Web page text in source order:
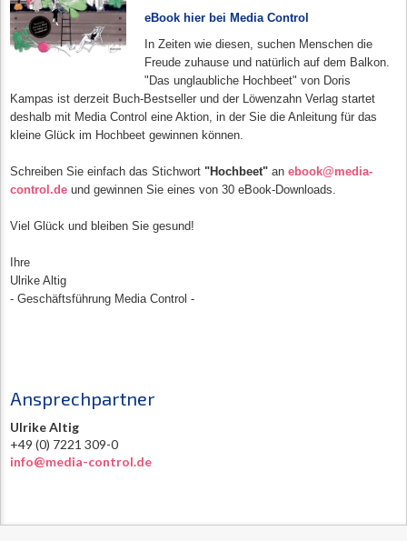
eBook hier bei Media Control
In Zeiten wie diesen, suchen Menschen die
Freude zuhause und natürlich auf dem Balkon.
"Das unglaubliche Hochbeet" von Doris
Kampas ist derzeit Buch-Bestseller und der Löwenzahn Verlag startet
deshalb mit Media Control eine Aktion, in der Sie die Anleitung für das
kleine Glück im Hochbeet gewinnen können.
Schreiben Sie einfach das Stichwort "Hochbeet" an ebook@media-
control.de und gewinnen Sie eines von 30 eBook-Downloads.
Viel Glück und bleiben Sie gesund!
Ihre
Ulrike Altig
- Geschäftsführung Media Control -
Ansprechpartner
Ulrike Altig
+49 (0) 7221 309-0
info@media-control.de